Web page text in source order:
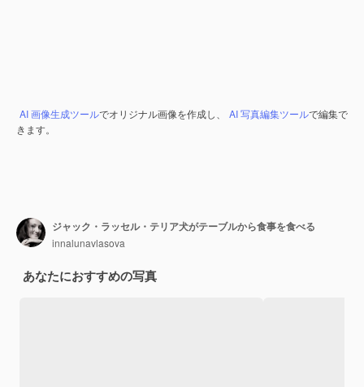
AI 画像生成ツールでオリジナル画像を作成し、 AI 写真編集ツールで編集で
きます。
ジャック・ラッセル・テリア犬がテーブルから食事を食べる
innalunavlasova
あなたにおすすめの写真